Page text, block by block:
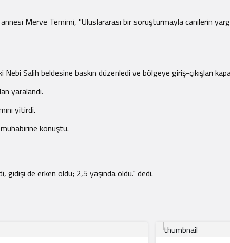
Merve Temimi, "Uluslararası bir soruşturmayla canilerin
Salih beldesine baskın düzenledi ve bölgeye giriş-çıkışları
yaralandı.
yitirdi.
konuştu.
gidişi de erken oldu; 2,5 yaşında öldü.” dedi.